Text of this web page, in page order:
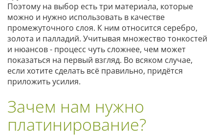
Поэтому на выбор есть три материала, которые
можно и нужно использовать в качестве
промежуточного слоя. К ним относится серебро,
золота и палладий. Учитывая множество тонкостей
и нюансов - процесс чуть сложнее, чем может
показаться на первый взгляд. Во всяком случае,
если хотите сделать всё правильно, придётся
приложить усилия.
Зачем нам нужно
платинирование?